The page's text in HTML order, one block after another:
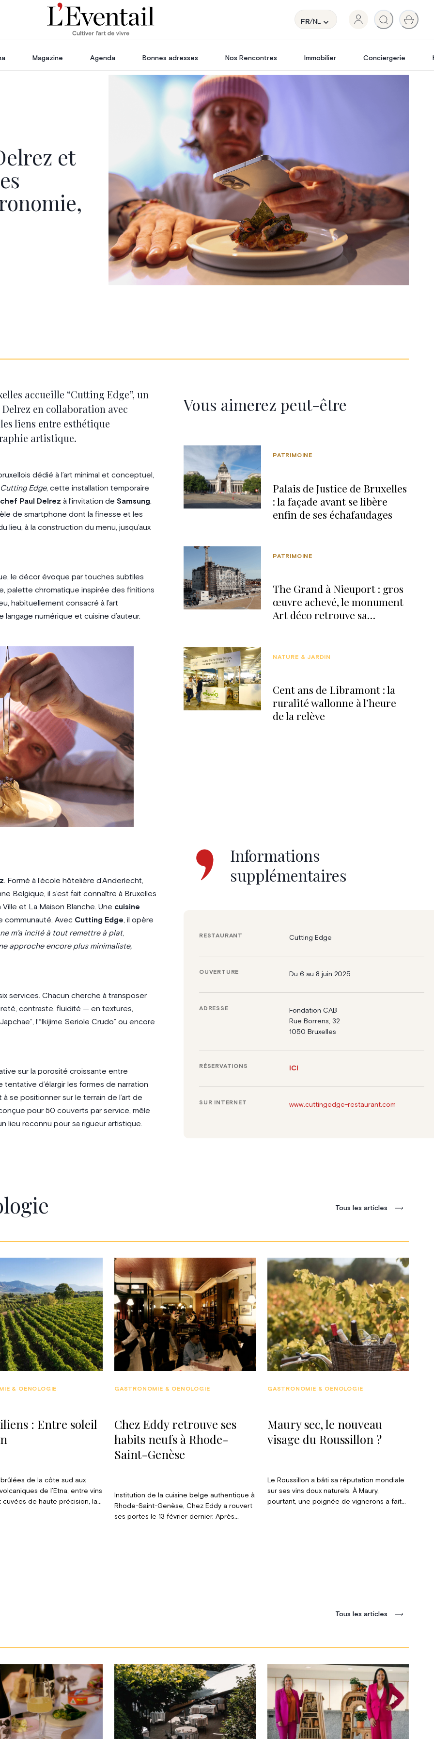
FR/NL
Magazine Agenda Bonnes adresses Nos Rencontres Immobilier Conciergerie
et
accueille “Cutting Edge”, un
en collaboration avec
liens entre esthétique
artistique.
dédié à l’art minimal et conceptuel,
Cutting Edge, cette installation temporaire
Paul Delrez à l’invitation de Samsung.
de smartphone dont la finesse et les
lieu, à la construction du menu, jusqu’aux
le décor évoque par touches subtiles
palette chromatique inspirée des finitions
habituellement consacré à l’art
numérique et cuisine d’auteur.
. Formé à l’école hôtelière d’Anderlecht,
Belgique, il s’est fait connaître à Bruxelles
et La Maison Blanche. Une cuisine
communauté. Avec Cutting Edge, il opère
m’a incité à tout remettre à plat,
approche encore plus minimaliste,
services. Chacun cherche à transposer
contraste, fluidité — en textures,
l’“Ikijime Seriole Crudo” ou encore
sur la porosité croissante entre
d’élargir les formes de narration
se positionner sur le terrain de l’art de
pour 50 couverts par service, mêle
lieu reconnu pour sa rigueur artistique.
Vous aimerez peut-être
Palais de Justice de Bruxelles
: la façade avant se libère
enfin de ses échafaudages
PATRIMOINE
The Grand à Nieuport : gros
œuvre achevé, le monument
Art déco retrouve sa
PATRIMOINE
Cent ans de Libramont : la
ruralité wallonne à l’heure
de la relève
NATURE & JARDIN
Informations
supplémentaires
RESTAURANT Cutting Edge
OUVERTURE Du 6 au 8 juin 2025
ADRESSE
Fondation CAB
Rue Borrens, 32
1050 Bruxelles
RÉSERVATIONS ICI
SUR INTERNET www.cuttingedge-restaurant.com
Tous les articles
: Entre soleil
& OENOLOGIE
de la côte sud aux
de l’Etna, entre vins
cuvées de haute précision, la
Chez Eddy retrouve ses
habits neufs à Rhode-
Saint-Genèse
GASTRONOMIE & OENOLOGIE
Institution de la cuisine belge authentique à
Rhode-Saint-Genèse, Chez Eddy a rouvert
ses portes le 13 février dernier. Après
Maury sec, le nouveau
visage du Roussillon ?
GASTRONOMIE & OENOLOGIE
Le Roussillon a bâti sa réputation mondiale
sur ses vins doux naturels. À Maury,
pourtant, une poignée de vignerons a fait
Tous les articles